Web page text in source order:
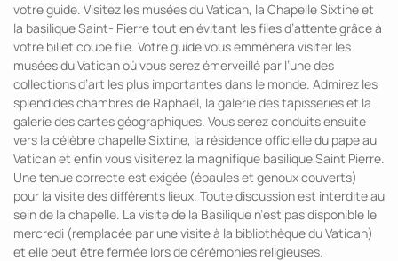
votre guide. Visitez les musées du Vatican, la Chapelle Sixtine et
la basilique Saint- Pierre tout en évitant les files d’attente grâce à
votre billet coupe file. Votre guide vous emmènera visiter les
musées du Vatican où vous serez émerveillé par l’une des
collections d’art les plus importantes dans le monde. Admirez les
splendides chambres de Raphaël, la galerie des tapisseries et la
galerie des cartes géographiques. Vous serez conduits ensuite
vers la célèbre chapelle Sixtine, la résidence officielle du pape au
Vatican et enfin vous visiterez la magnifique basilique Saint Pierre.
Une tenue correcte est exigée (épaules et genoux couverts)
pour la visite des différents lieux. Toute discussion est interdite au
sein de la chapelle. La visite de la Basilique n’est pas disponible le
mercredi (remplacée par une visite à la bibliothèque du Vatican)
et elle peut être fermée lors de cérémonies religieuses.